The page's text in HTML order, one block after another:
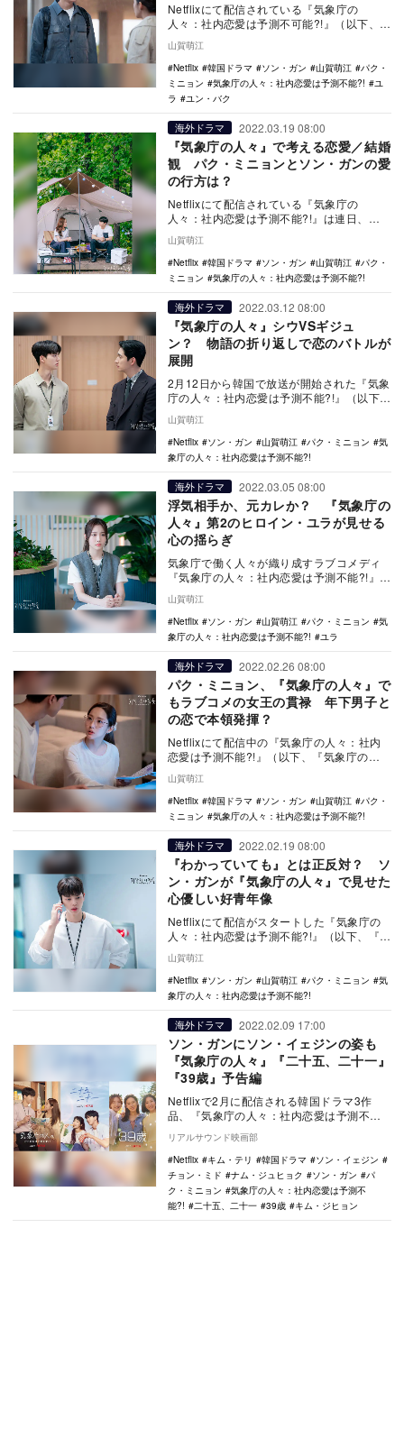
Netflixにて配信されている『気象庁の
人々：社内恋愛は予測不可能?!』（以下、
『気象庁の人々』）は、韓国で初めて気象
庁を題材…
山賀萌江
Netflix
韓国ドラマ ソン・ガン 山賀萌江
パク・
ミニョン
気象庁の人々：社内恋愛は予測不能?!
ユ
ラ
ユン・バク
海外ドラマ 2022.03.19 08:00
『気象庁の人々』で考える恋愛／結婚
観 パク・ミニョンとソン・ガンの愛
の行方は？
Netflixにて配信されている『気象庁の
人々：社内恋愛は予測不能?!』は連日、
Netflixのランキング上位に入っており、そ
の…
山賀萌江
Netflix
韓国ドラマ ソン・ガン 山賀萌江
パク・
ミニョン
気象庁の人々：社内恋愛は予測不能?!
海外ドラマ 2022.03.12 08:00
『気象庁の人々』シウVSギジュ
ン？ 物語の折り返しで恋のバトルが
展開
2月12日から韓国で放送が開始された『気象
庁の人々：社内恋愛は予測不能?!』（以下、
『気象庁の人々』）は既にNetflixで第8…
山賀萌江
Netflix
ソン・ガン 山賀萌江 パク・ミニョン
気
象庁の人々：社内恋愛は予測不能?!
海外ドラマ 2022.03.05 08:00
浮気相手か、元カレか？ 『気象庁の
人々』第2のヒロイン・ユラが見せる
心の揺らぎ
気象庁で働く人々が織り成すラブコメディ
『気象庁の人々：社内恋愛は予測不能?!』
（以下、『気象庁の人々』）が、Netflixに
て連…
山賀萌江
Netflix
ソン・ガン 山賀萌江 パク・ミニョン
気
象庁の人々：社内恋愛は予測不能?!
ユラ
海外ドラマ 2022.02.26 08:00
パク・ミニョン、『気象庁の人々』で
もラブコメの女王の貫禄 年下男子と
の恋で本領発揮？
Netflixにて配信中の『気象庁の人々：社内
恋愛は予測不能?!』（以下、『気象庁の
人々』）では、ユジン（ユラ）との浮気が
きっか…
山賀萌江
Netflix
韓国ドラマ ソン・ガン 山賀萌江
パク・
ミニョン
気象庁の人々：社内恋愛は予測不能?!
海外ドラマ 2022.02.19 08:00
『わかっていても』とは正反対？ ソ
ン・ガンが『気象庁の人々』で見せた
心優しい好青年像
Netflixにて配信がスタートした『気象庁の
人々：社内恋愛は予測不能?!』（以下、『気
象庁の人々』）でパク・ミニョンとともに
W…
山賀萌江
Netflix
ソン・ガン 山賀萌江 パク・ミニョン
気
象庁の人々：社内恋愛は予測不能?!
海外ドラマ 2022.02.09 17:00
ソン・ガンにソン・イェジンの姿も
『気象庁の人々』『二十五、二十一』
『39歳』予告編
Netflixで2月に配信される韓国ドラマ3作
品、『気象庁の人々：社内恋愛は予測不
能?!』『二十五、二十一』『39歳』の予告
編と…
リアルサウンド映画部
Netflix
キム・テリ 韓国ドラマ
ソン・イェジン
チョン・ミド
ナム・ジュヒョク ソン・ガン
パ
ク・ミニョン
気象庁の人々：社内恋愛は予測不
能?!
二十五、二十一 39歳 キム・ジヒョン